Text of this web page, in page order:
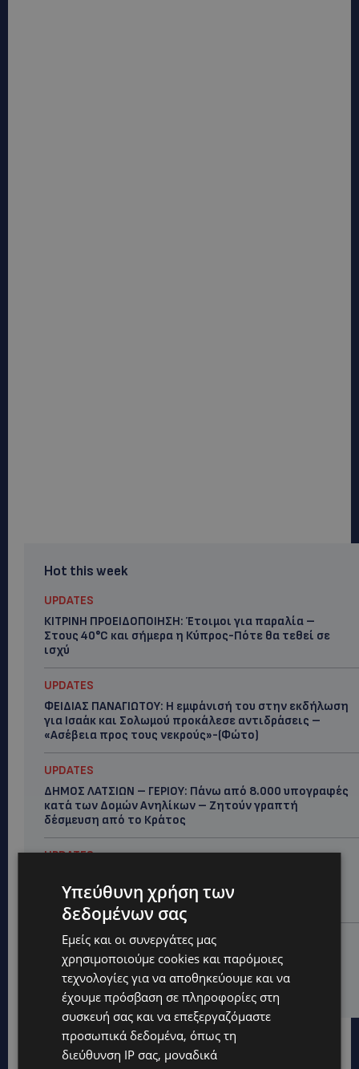
Hot this week
UPDATES
ΚΙΤΡΙΝΗ ΠΡΟΕΙΔΟΠΟΙΗΣΗ: Έτοιμοι για παραλία –
Στους 40°C και σήμερα η Κύπρος-Πότε θα τεθεί σε
ισχύ
UPDATES
ΦΕΙΔΙΑΣ ΠΑΝΑΓΙΩΤΟΥ: Η εμφάνισή του στην εκδήλωση
για Ισαάκ και Σολωμού προκάλεσε αντιδράσεις –
«Ασέβεια προς τους νεκρούς»-(Φώτο)
UPDATES
ΔΗΜΟΣ ΛΑΤΣΙΩΝ – ΓΕΡΙΟΥ: Πάνω από 8.000 υπογραφές
κατά των Δομών Ανηλίκων – Ζητούν γραπτή
δέσμευση από το Κράτος
UPDATES
χωριού – Μια ανάσα δροσιάς για κατοίκους και
επισκέπτες
LIFESTYLE
ΕΛΕΝΑ ΠΑΠΑΔΟΠΟΥΛΟΥ: Από τη σκηνή στην
Αντιπροεδρία του ΘΟΚ – «Μεγάλη τιμή και μεγάλη
ευθύνη»
Υπεύθυνη χρήση των
δεδομένων σας
Εμείς και οι συνεργάτες μας
χρησιμοποιούμε cookies και παρόμοιες
τεχνολογίες για να αποθηκεύουμε και να
έχουμε πρόσβαση σε πληροφορίες στη
συσκευή σας και να επεξεργαζόμαστε
προσωπικά δεδομένα, όπως τη
διεύθυνση IP σας, μοναδικά